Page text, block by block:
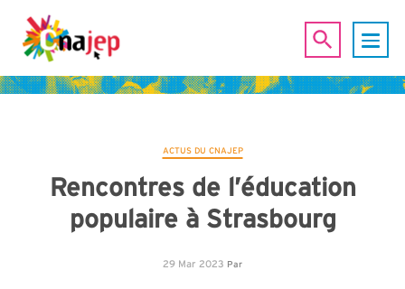
ACTUS DU CNAJEP
Rencontres de l’éducation
populaire à Strasbourg
29 Mar 2023 Par